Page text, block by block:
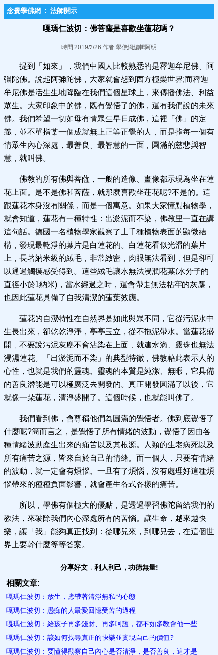
念覺學佛網 : 法師開示
嘎瑪仁波切：佛菩薩是喜歡坐蓮花嗎？
時間:2019/2/26 作者:學佛網編輯阿明
提到「如來」，我們中國人比較熟悉的是釋迦牟尼佛、阿
彌陀佛。說起阿彌陀佛，大家就會想到西方極樂世界;而釋迦
牟尼佛是活生生地降臨在我們這個星球上，來傳播佛法、利益
眾生。大家印象中的佛，既有覺悟了的佛，還有我們說的未來
佛。我們希望一切如母有情眾生早日成佛，這裡「佛」的定
義，並不單指某一個成就無上正等正覺的人，而是指每一個有
情眾生內心深處，最善良、最智慧的一面，圓滿的慈悲與智
慧，就叫佛。
佛教的所有佛與菩薩，一般的造像、畫像都示現為坐在蓮
花上面。是不是佛和菩薩，就那麼喜歡坐蓮花呢?不是的。這
跟蓮花本身沒有關係，而是一個寓意。如果大家懂點植物學，
就會知道，蓮花有一種特性：出淤泥而不染，佛教里一直在講
這句話。德國一名植物學家觀察了上千種植物表面的顯微結
構，發現最乾淨的葉片是白蓮花的。白蓮花看似光滑的葉片
上，長著納米級的絨毛，非常緻密，肉眼無法看到，但是卻可
以通過觸摸感受得到。這些絨毛讓水無法浸潤花葉(水分子的
直徑小於1納米)，當水經過之時，還會帶走無法粘牢的灰塵，
也因此蓮花具備了自我清潔的蓮葉效應。
蓮花的自潔特性在自然界是如此與眾不同，它從污泥水中
生長出來，卻乾乾淨淨，亭亭玉立，從不拖泥帶水。當蓮花盛
開，不要說污泥灰塵不會沾染在上面，就連水滴、露珠也無法
浸濕蓮花。「出淤泥而不染」的典型特徵，佛教藉此表示人的
心性，也就是我們的靈魂。靈魂的本質是純潔、無暇，它具備
的善良潛能是可以極廣泛去開發的。真正開發圓滿了以後，它
就像一朵蓮花，清淨盛開了。這個時候，也就能叫佛了。
我們看到佛，會尊稱他們為圓滿的覺悟者。佛到底覺悟了
什麼呢?簡而言之，是覺悟了所有情緒的波動，覺悟了因由各
種情緒波動產生出來的痛苦以及其根源。人類的生老病死以及
所有痛苦之源，皆來自於自己的情緒。而一個人，只要有情緒
的波動，就一定會有煩惱。一旦有了煩惱，沒有處理好這種煩
惱帶來的種種負面影響，就會產生各式各樣的痛苦。
所以，學佛有個極大的優點，是透過學習佛陀留給我們的
教法，來破除我們內心深處所有的苦惱。讓生命，越來越快
樂，讓「我」能夠真正找到：從哪兒來，到哪兒去，在這個世
界上要幹什麼等等答案。
分享好文，利人利己，功德無量!
相關文章:
嘎瑪仁波切：放生，應帶著清淨無私的心態
嘎瑪仁波切：愚痴的人最愛回憶受苦的過程
嘎瑪仁波切：給孩子再多錢財、再多呵護，都不如多教會他一些
嘎瑪仁波切：該如何找尋真正的快樂並實現自己的價值?
嘎瑪仁波切：要懂得觀察自己內心是否清淨，是否善良，這才是